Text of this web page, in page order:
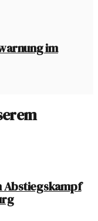
im
Abstiegskampf